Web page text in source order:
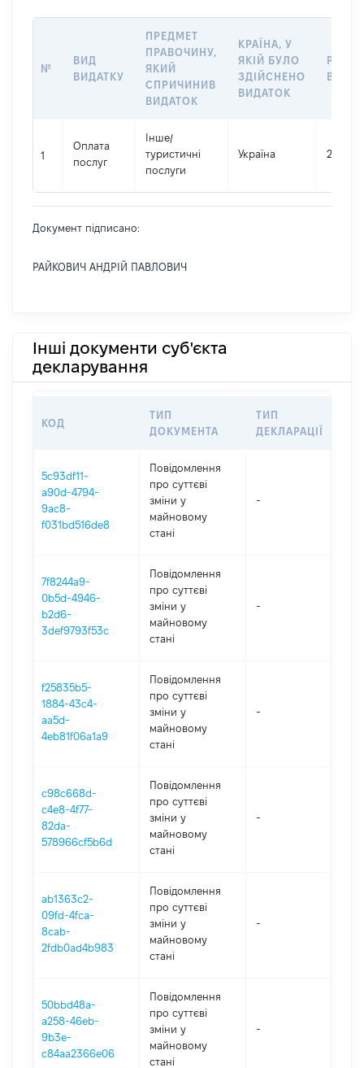
№
ВИД
ВИДАТКУ
ПРЕДМЕТ
ПРАВОЧИНУ,
ЯКИЙ
СПРИЧИНИВ
ВИДАТОК
КРАЇНА, У
ЯКІЙ БУЛО
ЗДІЙСНЕНО
ВИДАТОК
1
Оплата
послуг
Інше/
туристичні
послуги
Україна 213600
Документ підписано:
РАЙКОВИЧ АНДРІЙ ПАВЛОВИЧ
Інші документи суб'єкта
декларування
КОД
ТИП
ДОКУМЕНТА
ТИП
ДЕКЛАРАЦІЇ
5c93df11-
a90d-4794-
9ac8-
f031bd516de8
Повідомлення
про суттєві
зміни y
майновому
стані
-
7f8244a9-
0b5d-4946-
b2d6-
3def9793f53c
Повідомлення
про суттєві
зміни y
майновому
стані
-
f25835b5-
1884-43c4-
aa5d-
4eb81f06a1a9
Повідомлення
про суттєві
зміни y
майновому
стані
-
c98c668d-
c4e8-4f77-
82da-
578966cf5b6d
Повідомлення
про суттєві
зміни y
майновому
стані
-
ab1363c2-
09fd-4fca-
8cab-
2fdb0ad4b983
Повідомлення
про суттєві
зміни y
майновому
стані
-
50bbd48a-
a258-46eb-
9b3e-
c84aa2366e06
Повідомлення
про суттєві
зміни y
майновому
стані
-